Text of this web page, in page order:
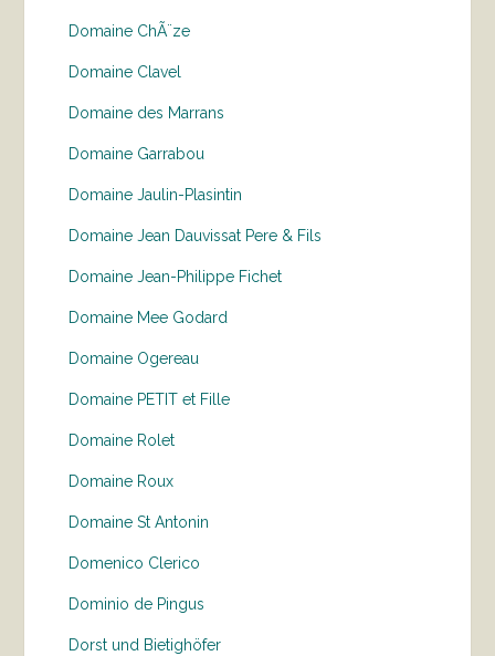
Domaine ChÃ¨ze
Domaine Clavel
Domaine des Marrans
Domaine Garrabou
Domaine Jaulin-Plasintin
Domaine Jean Dauvissat Pere & Fils
Domaine Jean-Philippe Fichet
Domaine Mee Godard
Domaine Ogereau
Domaine PETIT et Fille
Domaine Rolet
Domaine Roux
Domaine St Antonin
Domenico Clerico
Dominio de Pingus
Dorst und Bietighöfer